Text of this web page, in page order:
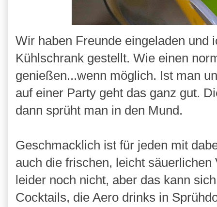
Wir haben Freunde eingeladen und
Kühlschrank gestellt. Wie einen
genießen...wenn möglich. Ist man
auf einer Party geht das ganz gut.
dann sprüht man in den Mund.
Geschmacklich ist für jeden mit
auch die frischen, leicht
leider noch nicht, aber das kann
Cocktails, die Aero drinks in